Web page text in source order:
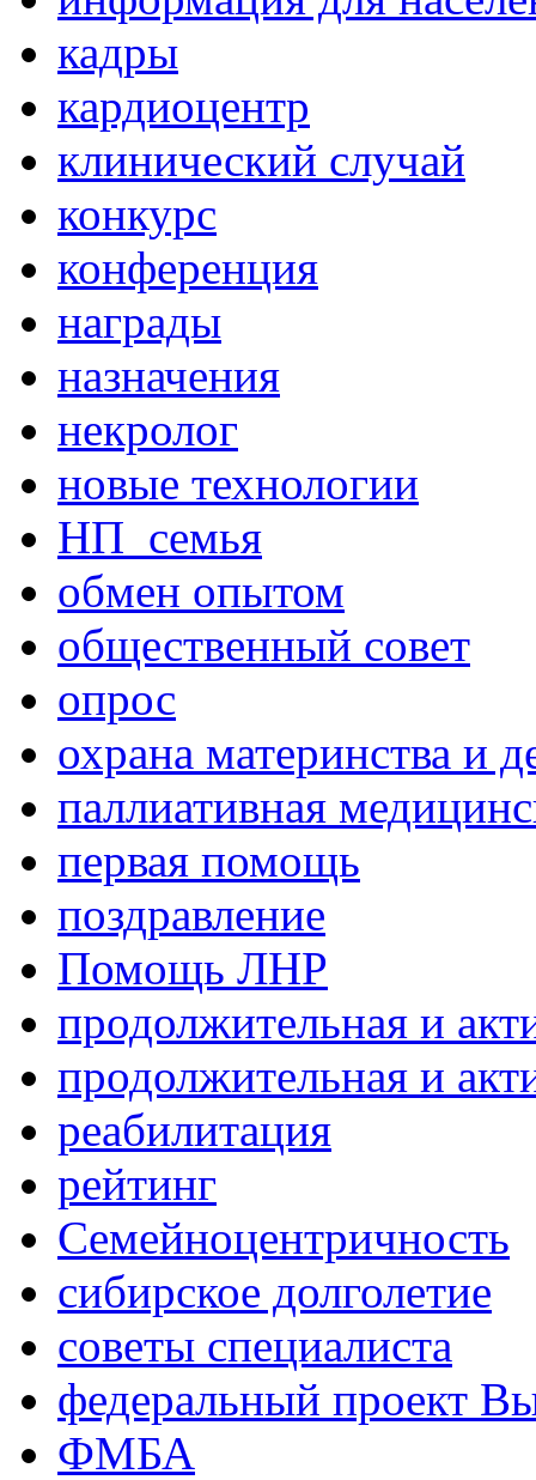
кадры
кардиоцентр
клинический случай
конкурс
конференция
награды
назначения
некролог
новые технологии
НП_семья
обмен опытом
общественный совет
опрос
охрана материнства и
паллиативная
первая помощь
поздравление
Помощь ЛНР
продолжительная и
продолжительная и
реабилитация
рейтинг
Семейноцентричность
сибирское долголетие
советы специалиста
федеральный проект
ФМБА